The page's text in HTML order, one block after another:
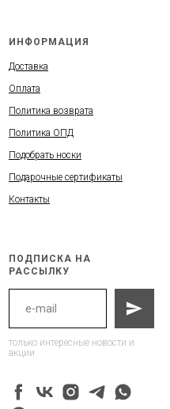
ИНФОРМАЦИЯ
Доставка
Оплата
Политика возврата
Политика ОПД
Подобрать носки
Подарочные сертификаты
Контакты
ПОДПИСКА НА
РАССЫЛКУ
только интересные новости и
акции